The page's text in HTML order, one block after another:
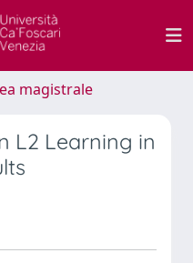
magistrale
L2 Learning in